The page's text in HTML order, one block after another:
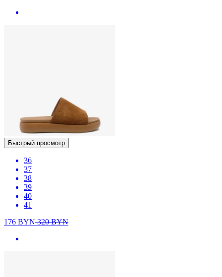
Быстрый просмотр
36
37
38
39
40
41
176 BYN320BYN